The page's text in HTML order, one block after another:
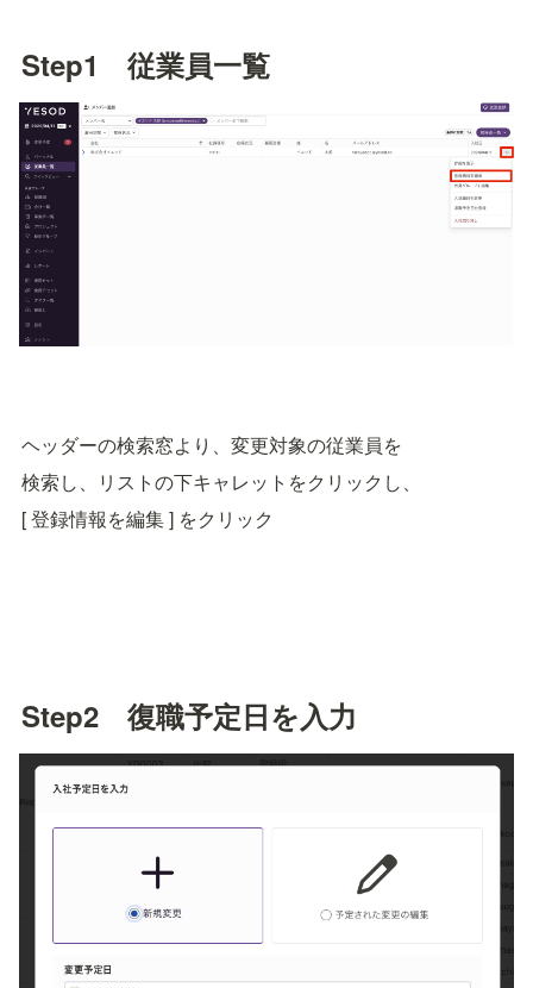
Step1　従業員一覧
ヘッダーの検索窓より、変更対象の従業員を
検索し、リストの下キャレットをクリックし、
[ 登録情報を編集 ] をクリック
Step2　復職予定日を入力